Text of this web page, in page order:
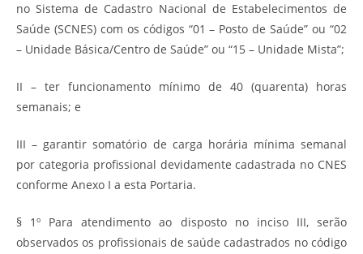
no Sistema de Cadastro Nacional de Estabelecimentos de
Saúde (SCNES) com os códigos “01 – Posto de Saúde” ou “02
– Unidade Básica/Centro de Saúde” ou “15 – Unidade Mista”;
II – ter funcionamento mínimo de 40 (quarenta) horas
semanais; e
III – garantir somatório de carga horária mínima semanal
por categoria profissional devidamente cadastrada no CNES
conforme Anexo I a esta Portaria.
§ 1º Para atendimento ao disposto no inciso III, serão
observados os profissionais de saúde cadastrados no código